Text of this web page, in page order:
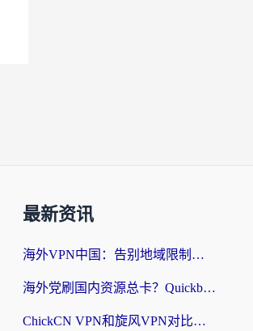
最新资讯
海外VPN中国：告别地域限制，留学生与华人如何轻松刷国内剧、玩国服？
海外党刷国内资源总卡？Quickback和采集蜂好用吗？这篇指南帮你避坑
ChickCN VPN和旋风VPN对比哪个回国效果更好？海外党亲测实用指南